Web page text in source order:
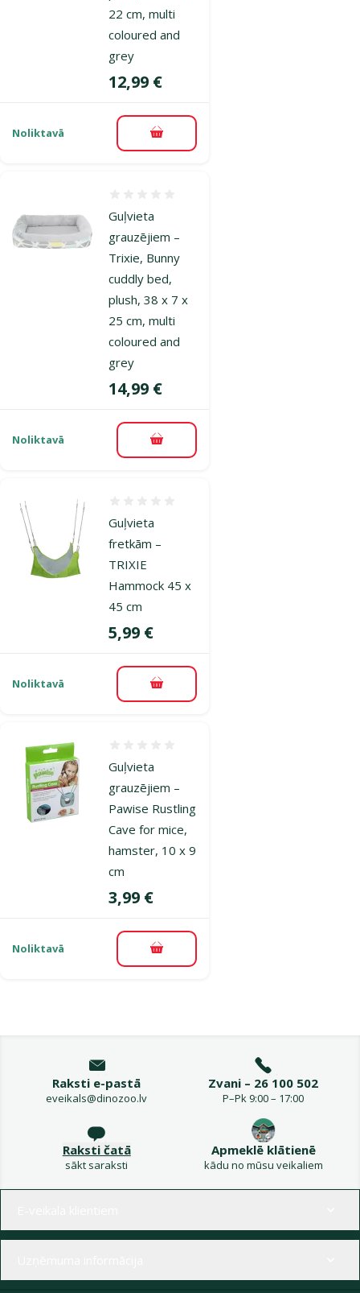
22 cm, multi
coloured and
grey
Cena
12,99 €
Noliktavā Pievienot grozam
Guļvieta
grauzējiem –
Trixie, Bunny
cuddly bed,
plush, 38 x 7 x
25 cm, multi
coloured and
grey
Cena
14,99 €
Noliktavā Pievienot grozam
Guļvieta
fretkām –
TRIXIE
Hammock 45 x
45 cm
Cena
5,99 €
Noliktavā Pievienot grozam
Guļvieta
grauzējiem –
Pawise Rustling
Cave for mice,
hamster, 10 x 9
cm
Cena
3,99 €
Noliktavā Pievienot grozam
Raksti e-pastā
eveikals@dinozoo.lv
Zvani – 26 100 502
P–Pk 9:00 – 17:00
Raksti čatā
sākt saraksti
Apmeklē klātienē
kādu no mūsu veikaliem